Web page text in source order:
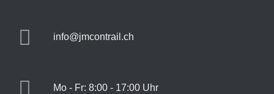
info@jmcontrail.ch
Mo - Fr: 8:00 - 17:00 Uhr